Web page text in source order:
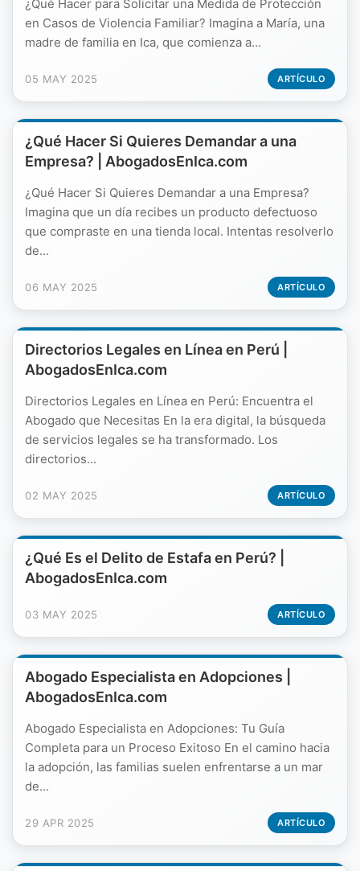
¿Qué Hacer para Solicitar una Medida de Protección
en Casos de Violencia Familiar? Imagina a María, una
madre de familia en Ica, que comienza a...
05 MAY 2025 ARTÍCULO
¿Qué Hacer Si Quieres Demandar a una
Empresa? | AbogadosEnIca.com
¿Qué Hacer Si Quieres Demandar a una Empresa?
Imagina que un día recibes un producto defectuoso
que compraste en una tienda local. Intentas resolverlo
de...
06 MAY 2025 ARTÍCULO
Directorios Legales en Línea en Perú |
AbogadosEnIca.com
Directorios Legales en Línea en Perú: Encuentra el
Abogado que Necesitas En la era digital, la búsqueda
de servicios legales se ha transformado. Los
directorios...
02 MAY 2025 ARTÍCULO
¿Qué Es el Delito de Estafa en Perú? |
AbogadosEnIca.com
03 MAY 2025 ARTÍCULO
Abogado Especialista en Adopciones |
AbogadosEnIca.com
Abogado Especialista en Adopciones: Tu Guía
Completa para un Proceso Exitoso En el camino hacia
la adopción, las familias suelen enfrentarse a un mar
de...
29 APR 2025 ARTÍCULO